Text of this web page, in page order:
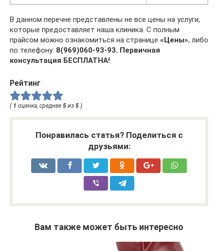
В данном перечне представлены не все цены на услуги,
которые предоставляет наша клиника. С полным
прайсом можно ознакомиться на странице «Цены», либо
по телефону: 8(969)060-93-93. Первичная
консультация БЕСПЛАТНА!
Рейтинг
( 1 оценка, среднее 5 из 5 )
Понравилась статья? Поделиться с
друзьями:
Вам также может быть интересно